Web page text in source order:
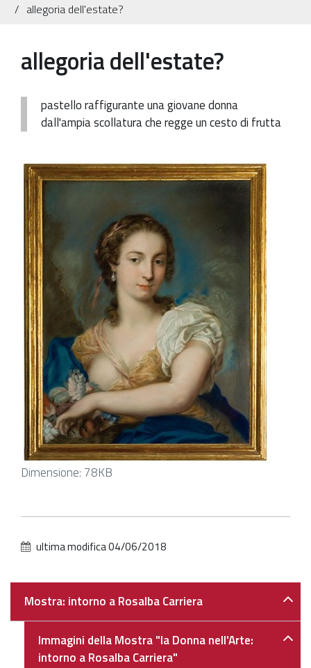
Ufficio Esportazione
Servizi
Galleria
Contatti
allegoria dell'estate?
allegoria dell'estate?
pastello raffigurante una giovane donna
dall'ampia scollatura che regge un cesto di frutta
Clicca
alle
Dimensione: 78KB
ultima modifica04/06/2018
Navigazione
Mostra: intorno a Rosalba Carriera
Immagini della Mostra "la Donna nell'Arte:
intorno a Rosalba Carriera"